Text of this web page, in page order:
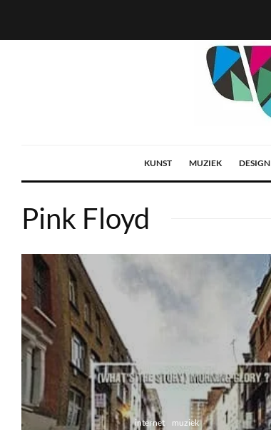
KUNST MUZIEK DESIGN
Pink Floyd
internet muziek